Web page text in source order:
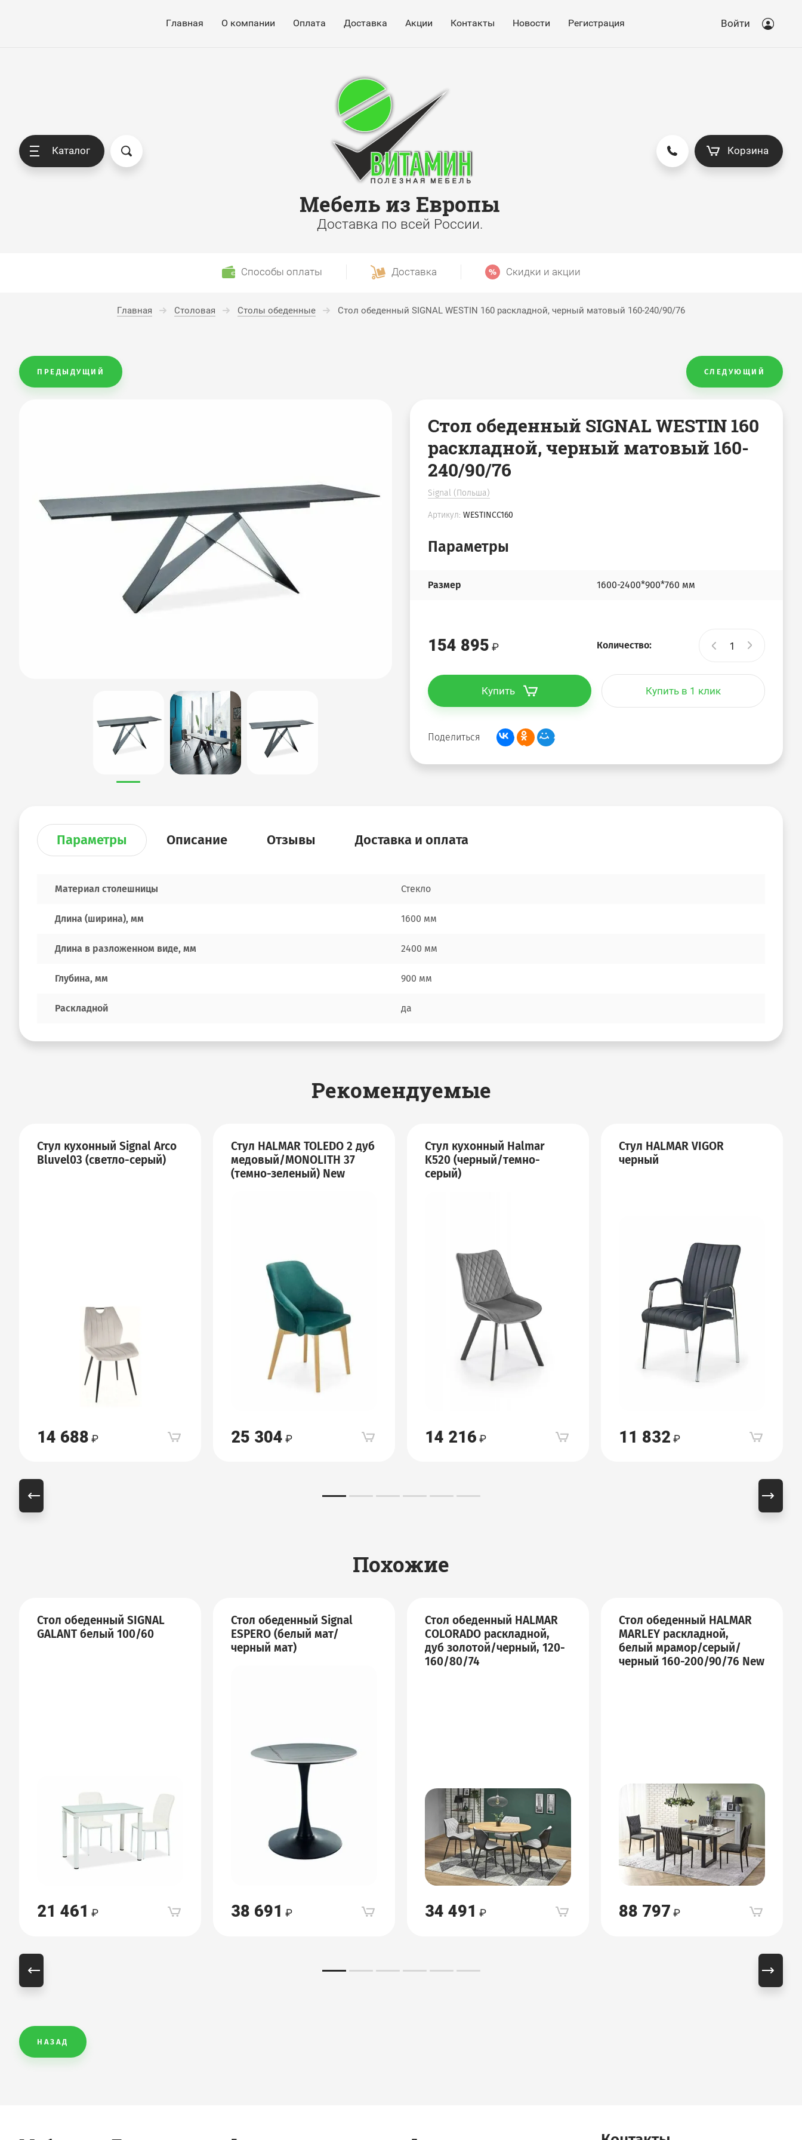
Главная О компании Оплата Доставка Акции Контакты Новости Регистрация Войти
Каталог
Мебель из Европы
Доставка по всей России.
Корзина
Способы оплаты Доставка Скидки и акции
Главная Столовая Столы обеденные Стол обеденный SIGNAL WESTIN 160 раскладной, черный матовый 160-240/90/76
ПРЕДЫДУЩИЙ СЛЕДУЮЩИЙ
Стол обеденный SIGNAL WESTIN 160
раскладной, черный матовый 160-
240/90/76
Signal (Польша)
Артикул: WESTINCC160
Параметры
Размер 1600-2400*900*760 мм
154 895 Количество:
Купить Купить в 1 клик
Поделиться
Параметры Описание Отзывы Доставка и оплата
Материал столешницы Стекло
Длина (ширина), мм 1600 мм
Длина в разложенном виде, мм 2400 мм
Глубина, мм 900 мм
Раскладной да
Рекомендуемые
Стул кухонный Signal Arco
Bluvel03 (светло-серый)
14 688
Стул HALMAR TOLEDO 2 дуб
медовый/MONOLITH 37
(темно-зеленый) New
25 304
Стул кухонный Halmar
K520 (черный/темно-
серый)
14 216
Стул HALMAR VIGOR
черный
11 832
Похожие
Стол обеденный SIGNAL
GALANT белый 100/60
21 461
Стол обеденный Signal
ESPERO (белый мат/
черный мат)
38 691
Стол обеденный HALMAR
COLORADO раскладной,
дуб золотой/черный, 120-
160/80/74
34 491
Стол обеденный HALMAR
MARLEY раскладной,
белый мрамор/серый/
черный 160-200/90/76 New
88 797
НАЗАД